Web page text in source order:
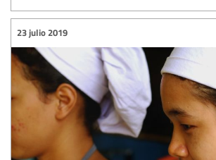
23 julio 2019